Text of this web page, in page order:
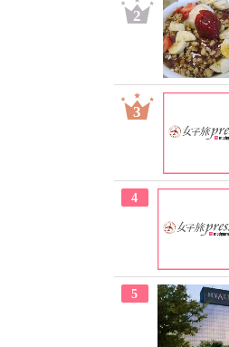
2
3
4
5